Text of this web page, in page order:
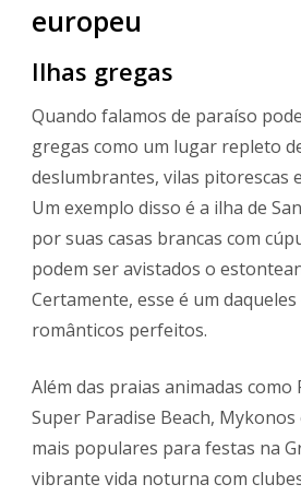
europeu
Ilhas gregas
Quando falamos de paraíso
gregas como um lugar repleto
deslumbrantes, vilas pitorescas
Um exemplo disso é a ilha de
por suas casas brancas com
podem ser avistados o
Certamente, esse é um
românticos perfeitos.
Além das praias animadas como
Super Paradise Beach,
mais populares para festas na
vibrante vida noturna com